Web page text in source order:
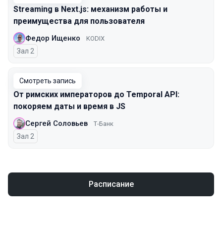
Streaming в Next.js: механизм работы и
преимущества для пользователя
Федор Ищенко KODIX
Зал 2
Смотреть запись
От римских императоров до Temporal API:
покоряем даты и время в JS
Сергей Соловьев Т-Банк
Зал 2
Расписание